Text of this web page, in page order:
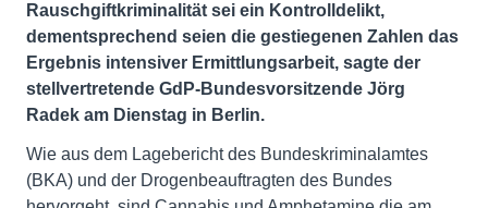
Rauschgiftkriminalität sei ein Kontrolldelikt,
dementsprechend seien die gestiegenen Zahlen das
Ergebnis intensiver Ermittlungsarbeit, sagte der
stellvertretende GdP-Bundesvorsitzende Jörg
Radek am Dienstag in Berlin.
Wie aus dem Lagebericht des Bundeskriminalamtes
(BKA) und der Drogenbeauftragten des Bundes